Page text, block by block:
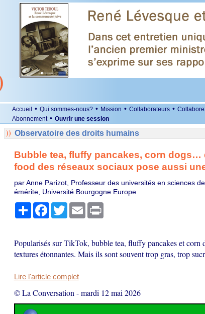
Accueil • Qui sommes-nous? • Mission • Collaborateurs •
Abonnement • Ouvrir une session
Observatoire des droits humains
Bubble tea, fluffy pancakes, corn dogs…
food des réseaux sociaux pose aussi
par Anne Parizot, Professeur des universités en sciences
émérite, Université Bourgogne Europe
PartagerFacebook
TwitterEmail Print
Popularisés sur TikTok, bubble tea, fluffy pancakes et corn
textures étonnantes. Mais ils sont souvent trop gras, trop
Lire l'article complet
© La Conversation -mardi 12 mai 2026